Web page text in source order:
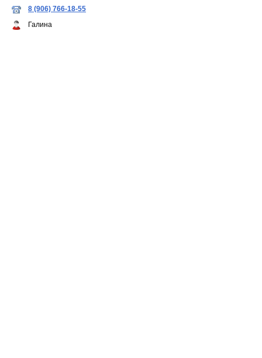
8 (906) 766-18-55
Галина